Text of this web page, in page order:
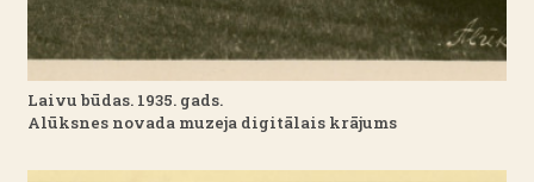
Laivu būdas. 1935. gads.
Alūksnes novada muzeja digitālais krājums